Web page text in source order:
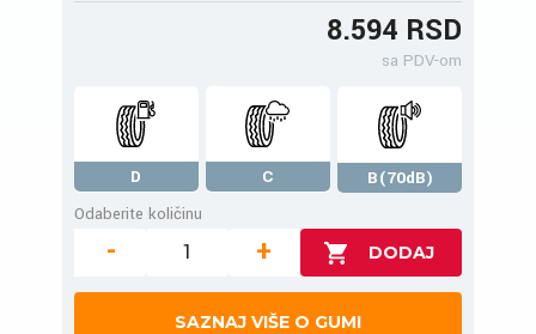
8.594 RSD
sa PDV-om
D C
B(70dB)
Odaberite količinu
- +
SAZNAJ VIŠE O GUMI